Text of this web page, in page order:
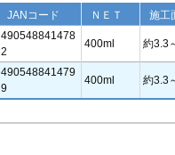
JANコード ＮＥＴ 施工
490548841478
2
400ml 約3.3
490548841479
9
400ml 約3.3